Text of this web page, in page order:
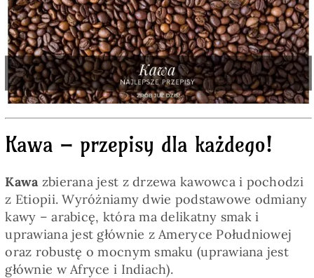
Napoje
Pieczywo
Przetwory
Posiłki
Zdrowo i fit
Kuchnie świata
Kawa – przepisy dla każdego!
Kawa zbierana jest z drzewa kawowca i pochodzi
z Etiopii. Wyróżniamy dwie podstawowe odmiany
kawy – arabicę, która ma delikatny smak i
uprawiana jest głównie z Ameryce Południowej
oraz robustę o mocnym smaku (uprawiana jest
głównie w Afryce i Indiach).